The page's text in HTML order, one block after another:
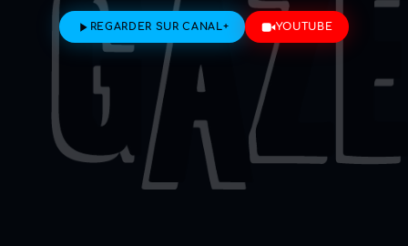
REGARDER SUR CANAL+ YOUTUBE